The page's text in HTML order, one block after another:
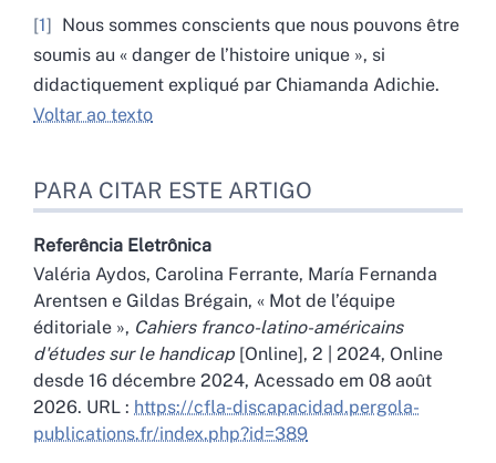
1
Nous sommes conscients que nous pouvons être
soumis au « danger de l’histoire unique », si
didactiquement expliqué par Chiamanda Adichie.
Voltar ao texto
PARA CITAR ESTE ARTIGO
Referência Eletrônica
Valéria Aydos, Carolina Ferrante, María Fernanda
Arentsen e Gildas Brégain, « Mot de l’équipe
éditoriale », Cahiers franco-latino-américains
d'études sur le handicap [Online], 2 | 2024, Online
desde 16 décembre 2024, Acessado em 08 août
2026. URL : https://cfla-discapacidad.pergola-
publications.fr/index.php?id=389